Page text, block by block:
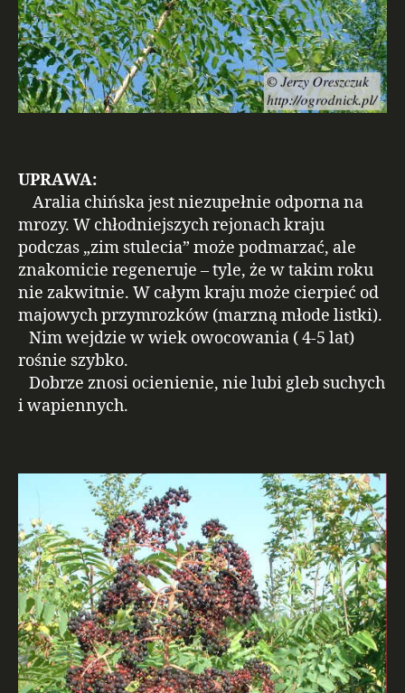
UPRAWA:
Aralia chińska jest niezupełnie odporna na
mrozy. W chłodniejszych rejonach kraju
podczas „zim stulecia” może podmarzać, ale
znakomicie regeneruje – tyle, że w takim roku
nie zakwitnie. W całym kraju może cierpieć od
majowych przymrozków (marzną młode listki).
Nim wejdzie w wiek owocowania ( 4-5 lat)
rośnie szybko.
Dobrze znosi ocienienie, nie lubi gleb suchych
i wapiennych.